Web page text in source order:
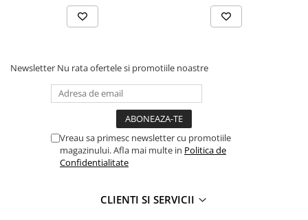
Benzi si placi reflectorizante
Girofaruri auto si camion
Kituri Instalare Goarne
Pneumatice
Rampe luminoase girofar
Rezistoare CANBUS LED
Stroboscoape Auto
Veste Reflectorizante de Avertizare
Newsletter Nu rata ofertele si promotiile noastre
Vreau sa primesc newsletter cu promotiile
magazinului. Afla mai multe in Politica de
Confidentialitate
CLIENTI SI SERVICII